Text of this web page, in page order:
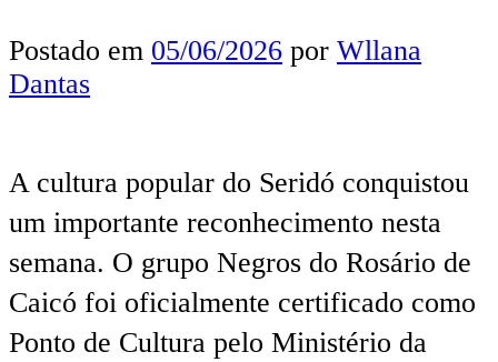
Postado em 05/06/2026 por Wllana
Dantas
A cultura popular do Seridó conquistou
um importante reconhecimento nesta
semana. O grupo Negros do Rosário de
Caicó foi oficialmente certificado como
Ponto de Cultura pelo Ministério da